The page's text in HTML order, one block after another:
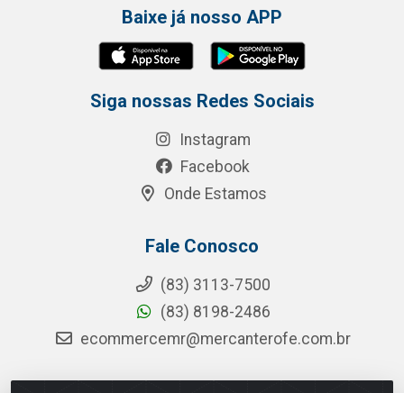
Baixe já nosso APP
Siga nossas Redes Sociais
Instagram
Facebook
Onde Estamos
Fale Conosco
(83) 3113-7500
(83) 8198-2486
ecommercemr@mercanterofe.com.br